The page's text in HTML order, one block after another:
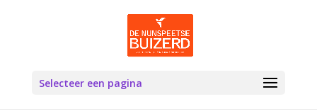
Selecteer een pagina